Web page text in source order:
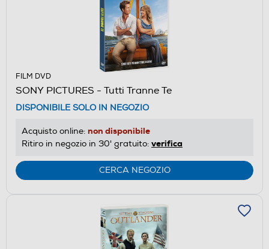
FILM DVD
SONY PICTURES - Tutti Tranne Te
DISPONIBILE SOLO IN NEGOZIO
Acquisto online: non disponibile
Ritiro in negozio in 30' gratuito: verifica
CERCA NEGOZIO